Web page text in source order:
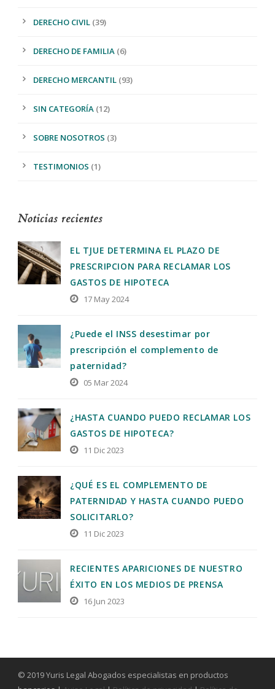
DERECHO CIVIL (39)
DERECHO DE FAMILIA (6)
DERECHO MERCANTIL (93)
SIN CATEGORÍA (12)
SOBRE NOSOTROS (3)
TESTIMONIOS (1)
Noticias recientes
EL TJUE DETERMINA EL PLAZO DE
PRESCRIPCION PARA RECLAMAR LOS
GASTOS DE HIPOTECA
17 May 2024
¿Puede el INSS desestimar por
prescripción el complemento de
paternidad?
05 Mar 2024
¿HASTA CUANDO PUEDO RECLAMAR LOS
GASTOS DE HIPOTECA?
11 Dic 2023
¿QUÉ ES EL COMPLEMENTO DE
PATERNIDAD Y HASTA CUANDO PUEDO
SOLICITARLO?
11 Dic 2023
RECIENTES APARICIONES DE NUESTRO
ÉXITO EN LOS MEDIOS DE PRENSA
16 Jun 2023
© 2019 Yuris Legal Abogados especialistas en productos